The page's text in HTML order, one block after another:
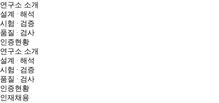
연구소 소개
설계 · 해석
시험 · 검증
품질 · 검사
인증현황
연구소 소개
설계 · 해석
시험 · 검증
품질 · 검사
인증현황
인재채용